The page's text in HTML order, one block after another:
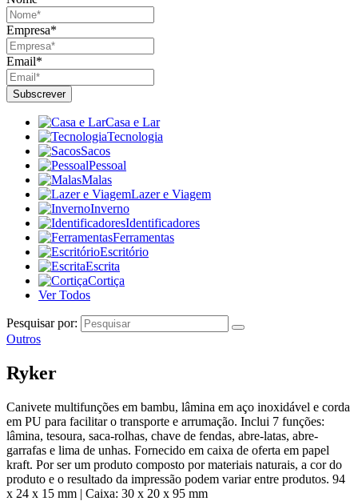
Empresa*
Email*
Casa e Lar
Tecnologia
Sacos
Pessoal
Malas
Lazer e Viagem
Inverno
Identificadores
Ferramentas
Escritório
Escrita
Cortiça
Ver Todos
Pesquisar por:
Outros
Ryker
Canivete multifunções em bambu, lâmina em aço inoxidável e corda
em PU para facilitar o transporte e arrumação. Inclui 7 funções:
lâmina, tesoura, saca-rolhas, chave de fendas, abre-latas, abre-
garrafas e lima de unhas. Fornecido em caixa de oferta em papel
kraft. Por ser um produto composto por materiais naturais, a cor do
produto e o resultado da impressão podem variar entre produtos. 94
x 24 x 15 mm | Caixa: 30 x 20 x 95 mm